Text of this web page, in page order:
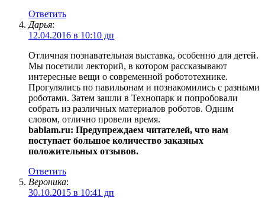
Ответить
Дарья:
12.04.2016 в 10:10 дп
Отличная познавательная выставка, особенно для детей.
Мы посетили лекторий, в котором рассказывают
интересные вещи о современной робототехнике.
Прогулялись по павильонам и познакомились с разными
роботами. Затем зашли в Технопарк и попробовали
собрать из различных материалов роботов. Одним
словом, отлично провели время.
bablam.ru: Предупреждаем читателей, что нам
поступает большое количество заказных
положительных отзывов.
Ответить
Вероника:
30.10.2015 в 10:41 дп